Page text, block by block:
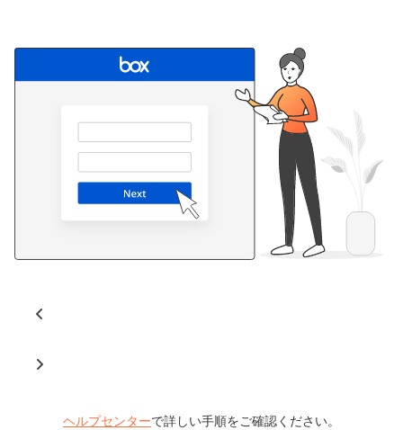
ヘルプセンターで詳しい手順をご確認ください。